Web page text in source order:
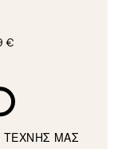
€
ΤΕΧΝΗΣ ΜΑΣ